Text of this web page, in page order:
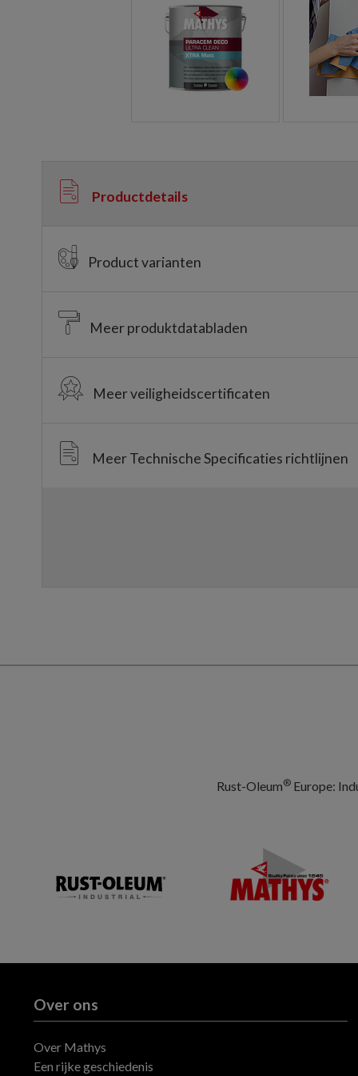
Productdetails
Product varianten
Meer produktdatabladen
Meer veiligheidscertificaten
Meer Technische Specificaties richtlijnen
Rust-Oleum®Europe:
Over ons
Over Mathys
Een rijke geschiedenis